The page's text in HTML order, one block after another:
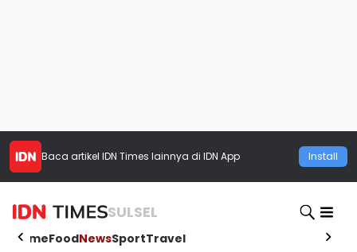
Baca artikel IDN Times lainnya di IDN App Install
SULSEL
HomeFoodNewsSportTravel